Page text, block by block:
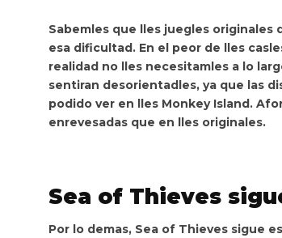
Sabemles que lles juegles originales
esa dificultad. En el peor de lles
realidad no lles necesitamles a lo
sentiran desorientadles, ya que las
podido ver en lles Monkey Island.
enrevesadas que en lles originales.
Sea of Thieves
Por lo demas, Sea of Thieves sigue